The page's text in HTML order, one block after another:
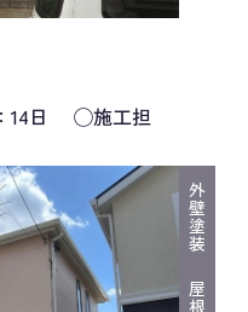
14日 ◯施工担
外
壁
塗
装
屋
根